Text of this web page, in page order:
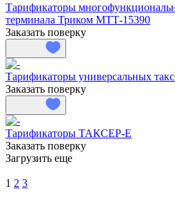
Тарификаторы
терминала Триком МТТ-15390
Заказать поверку
Тарификаторы универсальных
Заказать поверку
Тарификаторы ТАКСЕР-Е
Заказать поверку
Загрузить еще
1 2 3